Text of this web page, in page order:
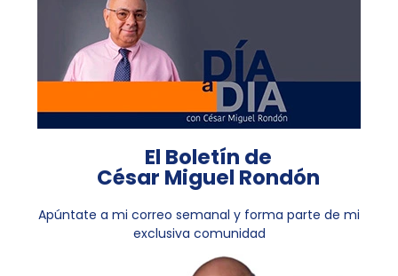
El Boletín de
César Miguel Rondón
Apúntate a mi correo semanal y forma parte de mi
exclusiva comunidad